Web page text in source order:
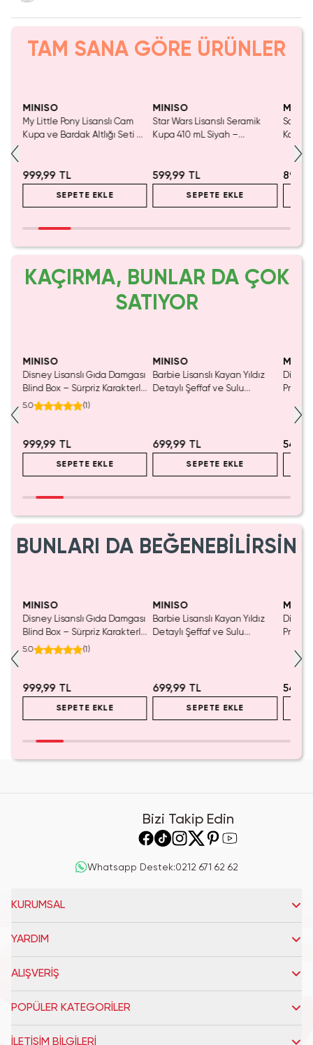
TAM SANA GÖRE ÜRÜNLER
MINISO
My Little Pony Lisanslı Cam
Kupa ve Bardak Altlığı Seti –
999,99 TL
SEPETE EKLE
MINISO
Star Wars Lisanslı Seramik
Kupa 410 mL Siyah –
599,99 TL
SEPETE EKLE
Sanrio
450 Ml
KAÇIRMA, BUNLAR DA ÇOK
SATIYOR
MINISO
Disney Lisanslı Gıda Damgası
Blind Box – Sürpriz Karakterli
Eğlenceli Sunum
5.0 (1)
999,99 TL
SEPETE EKLE
MINISO
Barbie Lisanslı Kayan Yıldız
Detaylı Şeffaf ve Sulu
699,99 TL
SEPETE EKLE
Disney
BUNLARI DA BEĞENEBİLİRSİN
MINISO
Disney Lisanslı Gıda Damgası
Blind Box – Sürpriz Karakterli
Eğlenceli Sunum
5.0 (1)
999,99 TL
SEPETE EKLE
MINISO
Barbie Lisanslı Kayan Yıldız
Detaylı Şeffaf ve Sulu
699,99 TL
SEPETE EKLE
Disney
Bizi Takip Edin
Whatsapp Destek:0212 671 62 62
KURUMSAL
YARDIM
ALIŞVERİŞ
POPÜLER KATEGORİLER
İLETİŞİM BİLGİLERİ